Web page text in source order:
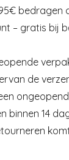
bedragen
– gratis bij
de
binnen 14